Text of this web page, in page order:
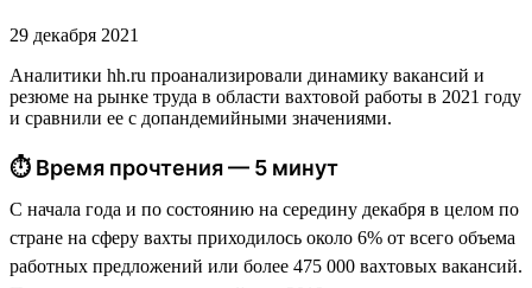
29 декабря 2021
Аналитики hh.ru проанализировали динамику вакансий и
резюме на рынке труда в области вахтовой работы в 2021 году
и сравнили ее с допандемийными значениями.
⏱ Время прочтения — 5 минут
С начала года и по состоянию на середину декабря в целом по
стране на сферу вахты приходилось около 6% от всего объема
работных предложений или более 475 000 вахтовых вакансий.